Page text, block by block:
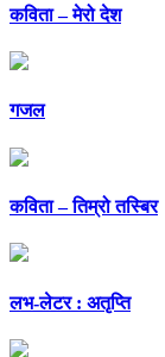
कविता – मेरो देश
गजल
कविता – तिम्रो तस्बिर
लभ-लेटर : अतृप्ति